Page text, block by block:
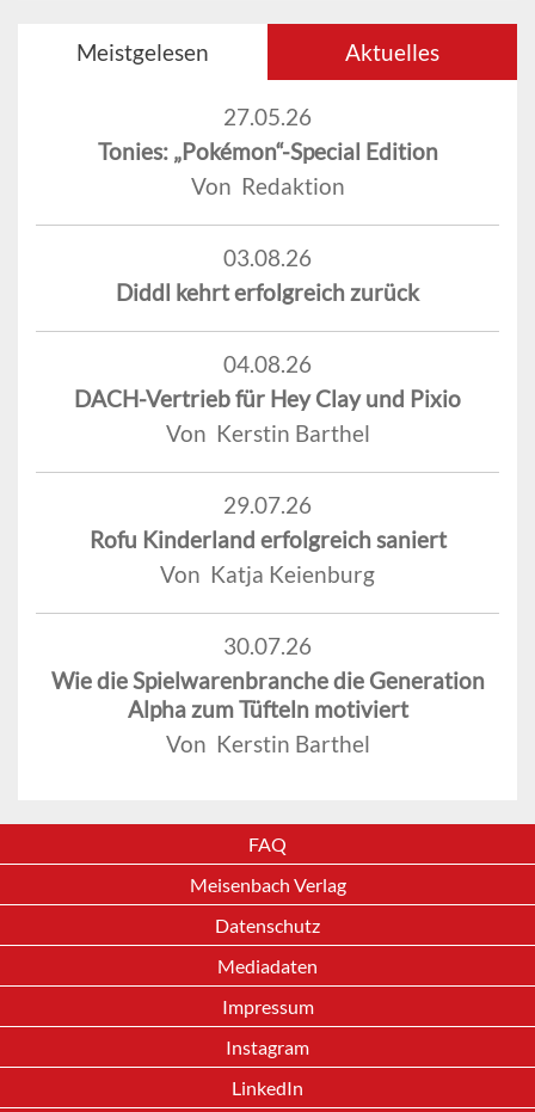
Meistgelesen Aktuelles
27.05.26
Tonies: „Pokémon“-Special Edition
Von Redaktion
03.08.26
Diddl kehrt erfolgreich zurück
04.08.26
DACH-Vertrieb für Hey Clay und Pixio
Von Kerstin Barthel
29.07.26
Rofu Kinderland erfolgreich saniert
Von Katja Keienburg
30.07.26
Wie die Spielwarenbranche die Generation
Alpha zum Tüfteln motiviert
Von Kerstin Barthel
FAQ
Meisenbach Verlag
Datenschutz
Mediadaten
Impressum
Instagram
LinkedIn